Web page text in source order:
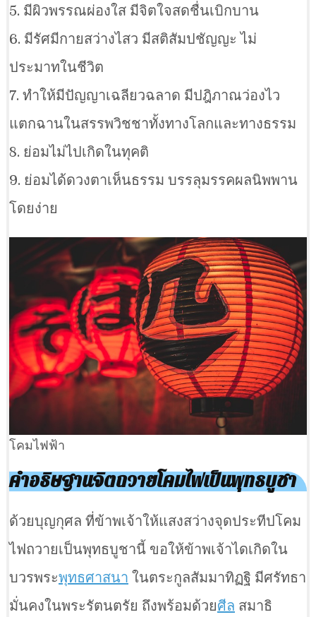
5. มีผิวพรรณผ่องใส มีจิตใจสดชื่นเบิกบาน
6. มีรัศมีกายสว่างไสว มีสติสัมปชัญญะ ไม่
ประมาทในชีวิต
7. ทำให้มีปัญญาเฉลียวฉลาด มีปฎิภาณว่องไว
แตกฉานในสรรพวิชชาทั้งทางโลกและทางธรรม
8. ย่อมไม่ไปเกิดในทุคติ
9. ย่อมได้ดวงตาเห็นธรรม บรรลุมรรคผลนิพพาน
โดยง่าย
โคมไฟฟ้า
คำอธิษฐานจิตถวายโคมไฟเป็นพุทธบูชา
ด้วยบุญกุศล ที่ข้าพเจ้าให้แสงสว่างจุดประทีปโคม
ไฟถวายเป็นพุทธบูชานี้ ขอให้ข้าพเจ้าไดเกิดใน
บวรพระพุทธศาสนา ในตระกูลสัมมาทิฏฐิ มีศรัทธา
มั่นคงในพระรัตนตรัย ถึงพร้อมด้วยศีล สมาธิ